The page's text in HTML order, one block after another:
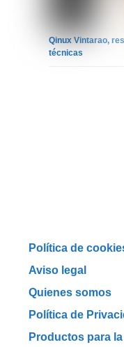
Qinux Vintarao,
técnicas
Política de
Aviso legal
Quienes somos
Política de
Productos para